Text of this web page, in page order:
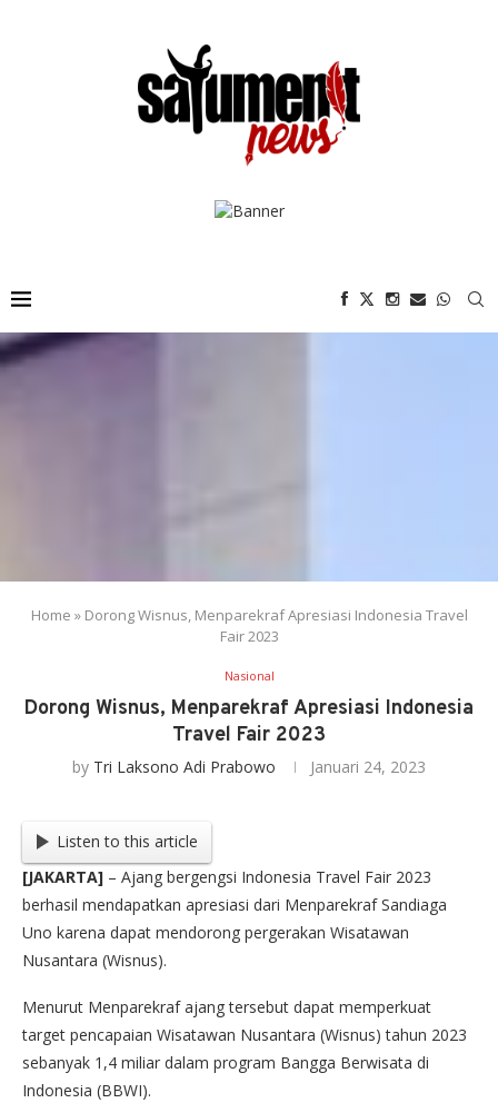
Home » Dorong Wisnus, Menparekraf Apresiasi Indonesia Travel
Fair 2023
Nasional
Dorong Wisnus, Menparekraf Apresiasi Indonesia
Travel Fair 2023
by Tri Laksono Adi Prabowo Januari 24, 2023
Listen to this article
[JAKARTA] – Ajang bergengsi Indonesia Travel Fair 2023
berhasil mendapatkan apresiasi dari Menparekraf Sandiaga
Uno karena dapat mendorong pergerakan Wisatawan
Nusantara (Wisnus).
Menurut Menparekraf ajang tersebut dapat memperkuat
target pencapaian Wisatawan Nusantara (Wisnus) tahun 2023
sebanyak 1,4 miliar dalam program Bangga Berwisata di
Indonesia (BBWI).